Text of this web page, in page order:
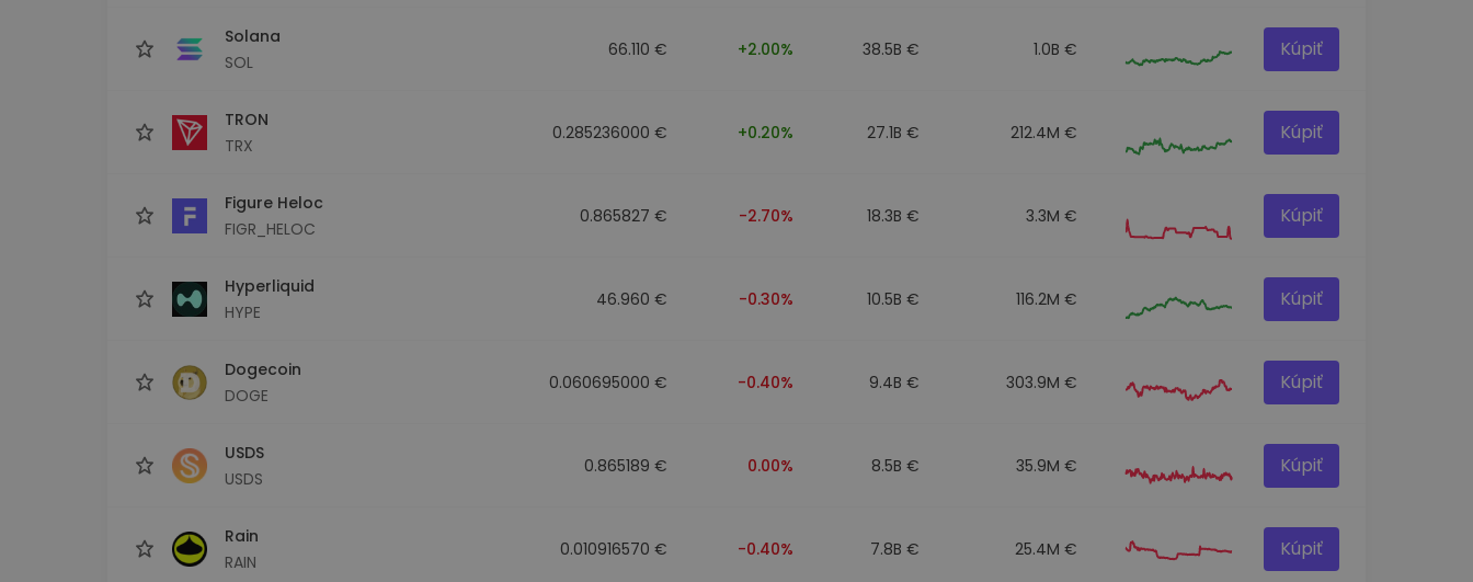
Solana
SOL
66.110 € +2.00% 38.5B € 1.0B € Kúpiť
TRON
TRX
0.285236000 € +0.20% 27.1B € 212.4M € Kúpiť
Figure Heloc
FIGR_HELOC
0.865827 € -2.70% 18.3B € 3.3M € Kúpiť
Hyperliquid
HYPE
46.960 € -0.30% 10.5B € 116.2M € Kúpiť
Dogecoin
DOGE
0.060695000 € -0.40% 9.4B € 303.9M € Kúpiť
USDS
USDS
0.865189 € 0.00% 8.5B € 35.9M € Kúpiť
Rain
RAIN
0.010916570 € -0.40% 7.8B € 25.4M € Kúpiť